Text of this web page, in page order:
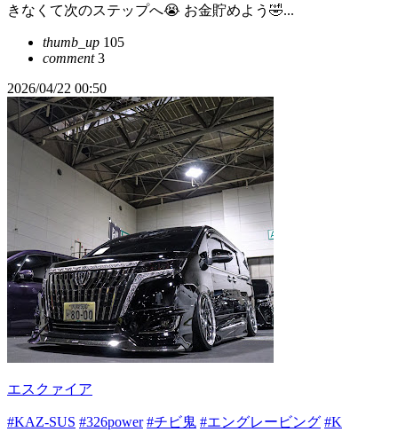
きなくて次のステップへ😭 お金貯めよう🤣...
thumb_up 105
comment3
2026/04/22 00:50
エスクァイア
#KAZ-SUS #326power #チビ鬼 #エングレービング #K